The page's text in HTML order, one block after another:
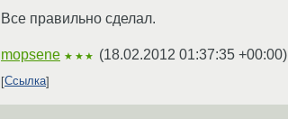
Все правильно сделал.
mopsene ★★★ (18.02.2012 01:37:35 +00:00)
Ссылка